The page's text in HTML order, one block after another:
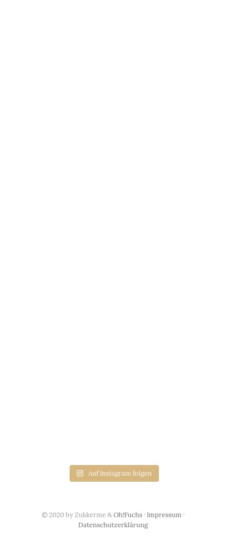
Auf Instagram folgen
© 2020 by Zukkerme &Oh!Fuchs· Impressum ·
Datenschutzerklärung